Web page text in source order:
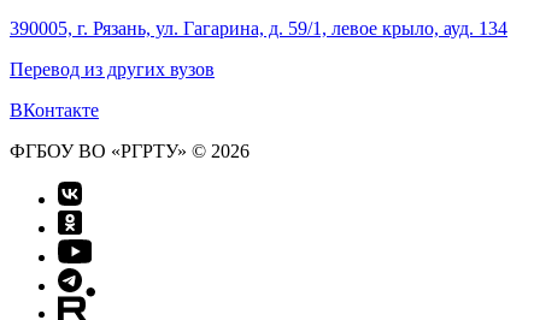
390005, г. Рязань, ул. Гагарина, д. 59/1, левое крыло, ауд. 134
Перевод из других вузов
ВКонтакте
ФГБОУ ВО «РГРТУ» © 2026